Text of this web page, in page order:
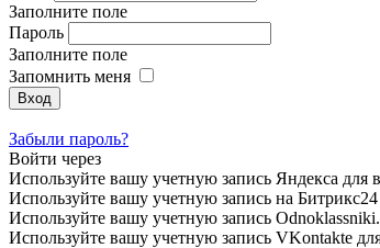
Заполните поле
Пароль
Заполните поле
Запомнить меня
Забыли пароль?
Войти через
Используйте вашу учетную запись Яндекса для
Используйте вашу учетную запись на Битрикс24
Используйте вашу учетную запись
Используйте вашу учетную запись VKontakte